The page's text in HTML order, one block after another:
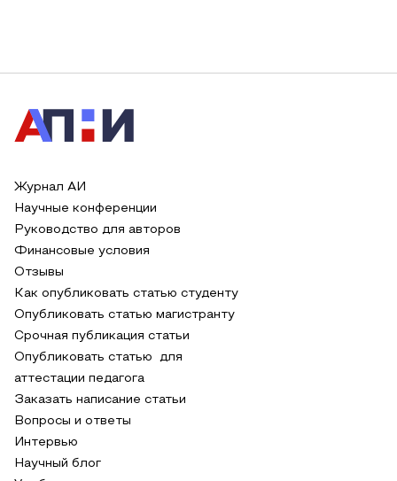
Журнал АИ
Научные конференции
Руководство для авторов
Финансовые условия
Отзывы
Как опубликовать статью студенту
Опубликовать статью магистранту
Срочная публикация статьи
Опубликовать статью для
аттестации педагога
Заказать написание статьи
Вопросы и ответы
Интервью
Научный блог